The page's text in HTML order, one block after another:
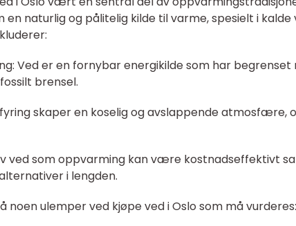
naturlig og pålitelig kilde til varme, spesielt i
Ved er en fornybar energikilde som har begrenset
brensel.
skaper en koselig og avslappende atmosfære,
ved som oppvarming kan være kostnadseffektivt
i lengden.
noen ulemper ved kjøpe ved i Oslo som må vurderes: